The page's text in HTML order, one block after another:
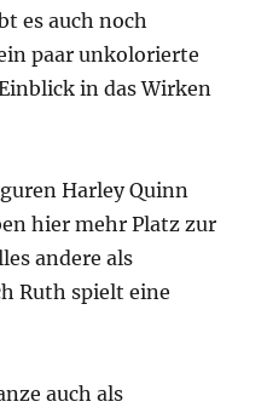
es auch noch
paar unkolorierte
in das Wirken
Harley Quinn
hier mehr Platz zur
andere als
Ruth spielt eine
auch als